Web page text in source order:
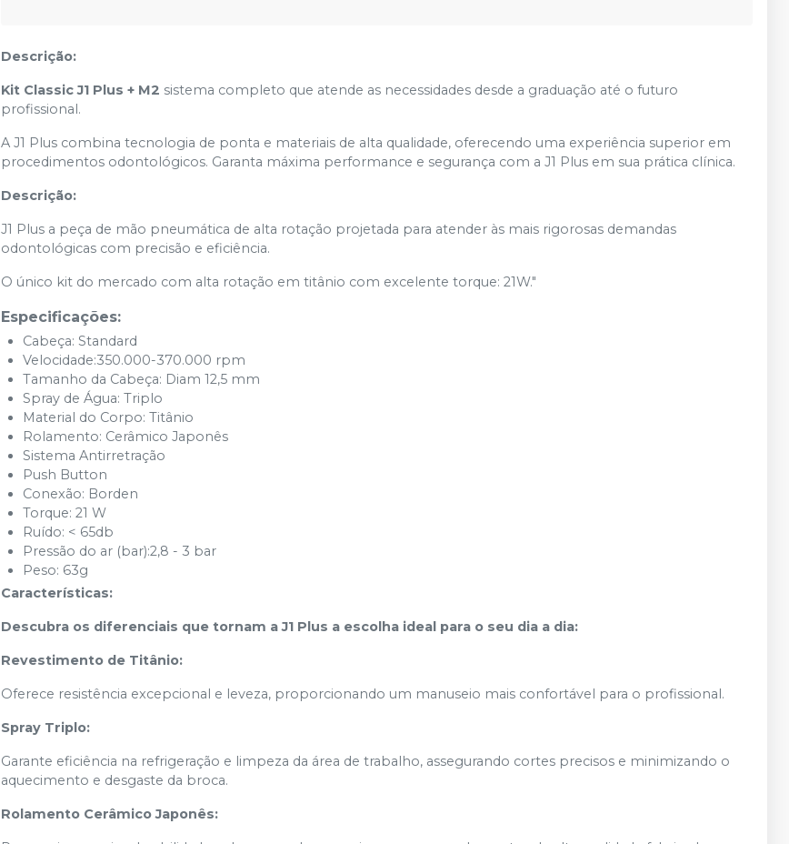
Descrição:
Kit Classic J1 Plus + M2 sistema completo que atende as necessidades desde a graduação até o futuro
profissional.
A J1 Plus combina tecnologia de ponta e materiais de alta qualidade, oferecendo uma experiência superior em
procedimentos odontológicos. Garanta máxima performance e segurança com a J1 Plus em sua prática clínica.
Descrição:
J1 Plus a peça de mão pneumática de alta rotação projetada para atender às mais rigorosas demandas
odontológicas com precisão e eficiência.
O único kit do mercado com alta rotação em titânio com excelente torque: 21W."
Especificações:
Cabeça: Standard
Velocidade:350.000-370.000 rpm
Tamanho da Cabeça: Diam 12,5 mm
Spray de Água: Triplo
Material do Corpo: Titânio
Rolamento: Cerâmico Japonês
Sistema Antirretração
Push Button
Conexão: Borden
Torque: 21 W
Ruído: < 65db
Pressão do ar (bar):2,8 - 3 bar
Peso: 63g
Características:
Descubra os diferenciais que tornam a J1 Plus a escolha ideal para o seu dia a dia:
Revestimento de Titânio:
Oferece resistência excepcional e leveza, proporcionando um manuseio mais confortável para o profissional.
Spray Triplo:
Garante eficiência na refrigeração e limpeza da área de trabalho, assegurando cortes precisos e minimizando o
aquecimento e desgaste da broca.
Rolamento Cerâmico Japonês: